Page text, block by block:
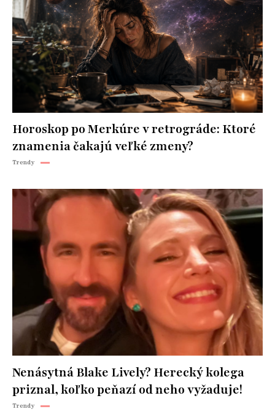
Horoskop po Merkúre v retrográde: Ktoré
znamenia čakajú veľké zmeny?
Trendy
Nenásytná Blake Lively? Herecký kolega
priznal, koľko peňazí od neho vyžaduje!
Trendy